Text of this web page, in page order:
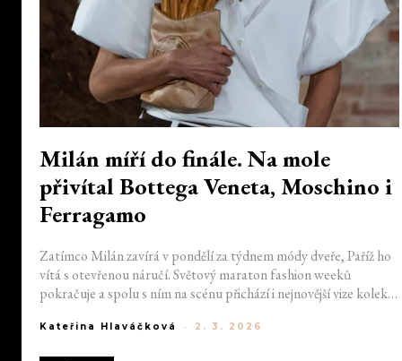
Milán míří do finále. Na mole
přivítal Bottega Veneta, Moschino i
Ferragamo
Zatímco Milán zavírá v pondělí za týdnem módy dveře, Paříž ho
vítá s otevřenou náručí. Světový maraton fashion weeků
pokračuje a spolu s ním na scénu přichází i nejnovější vize kolekcí
do centra dění textury, zatímco Ferragamo pohlédl do zamlžené
Kateřina Hlaváčková - 2. 3. 2026